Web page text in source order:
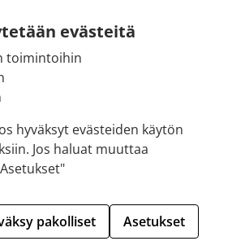
evästeitä
toimintoihin
hyväksyt evästeiden käytön
Jos haluat muuttaa
pakolliset Asetukset
Hallitse evästeitä